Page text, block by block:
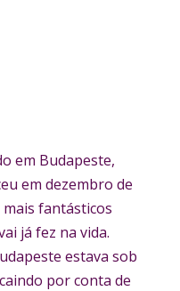
em Budapeste,
em dezembro de
fantásticos
já fez na vida.
estava sob
por conta de